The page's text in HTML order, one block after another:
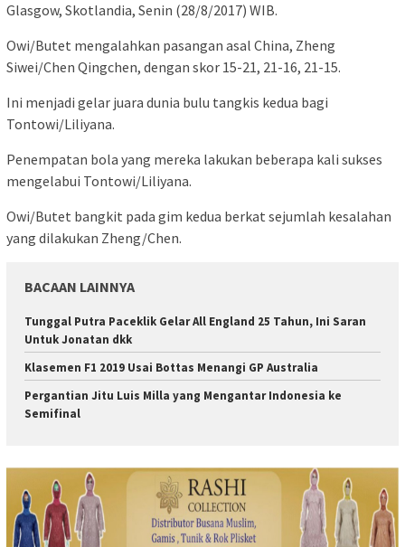
Glasgow, Skotlandia, Senin (28/8/2017) WIB.
Owi/Butet mengalahkan pasangan asal China, Zheng
Siwei/Chen Qingchen, dengan skor 15-21, 21-16, 21-15.
Ini menjadi gelar juara dunia bulu tangkis kedua bagi
Tontowi/Liliyana.
Penempatan bola yang mereka lakukan beberapa kali sukses
mengelabui Tontowi/Liliyana.
Owi/Butet bangkit pada gim kedua berkat sejumlah kesalahan
yang dilakukan Zheng/Chen.
BACAAN LAINNYA
Tunggal Putra Paceklik Gelar All England 25 Tahun, Ini Saran
Untuk Jonatan dkk
Klasemen F1 2019 Usai Bottas Menangi GP Australia
Pergantian Jitu Luis Milla yang Mengantar Indonesia ke
Semifinal